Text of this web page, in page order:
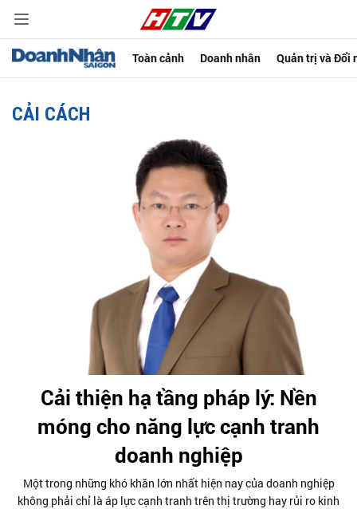
Toàn cảnh Doanh nhân Quản trị và Đổi
CẢI CÁCH
Cải thiện hạ tầng pháp lý: Nền
móng cho năng lực cạnh tranh
doanh nghiệp
Một trong những khó khăn lớn nhất hiện nay của doanh nghiệp
không phải chỉ là áp lực cạnh tranh trên thị trường hay rủi ro kinh